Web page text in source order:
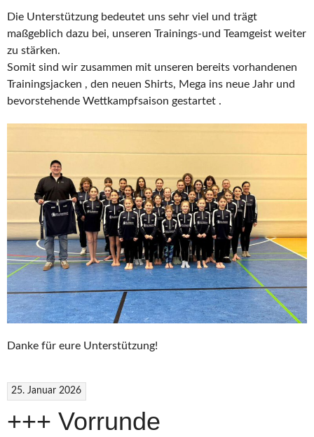
Die Unterstützung bedeutet uns sehr viel und trägt
maßgeblich dazu bei, unseren Trainings-und Teamgeist weiter
zu stärken.
Somit sind wir zusammen mit unseren bereits vorhandenen
Trainingsjacken , den neuen Shirts, Mega ins neue Jahr und
bevorstehende Wettkampfsaison gestartet .
Danke für eure Unterstützung!
25. Januar 2026
+++ Vorrunde